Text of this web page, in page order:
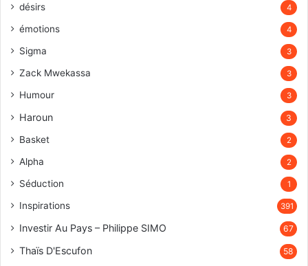
désirs 4
émotions 4
Sigma 3
Zack Mwekassa 3
Humour 3
Haroun 3
Basket 2
Alpha 2
Séduction 1
Inspirations 391
Investir Au Pays – Philippe SIMO 67
Thaïs D'Escufon 58